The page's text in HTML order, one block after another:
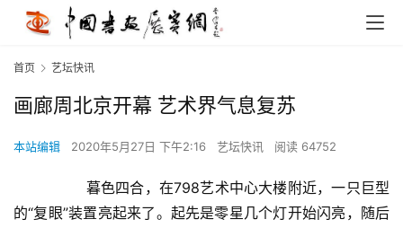
首页 艺坛快讯
画廊周北京开幕 艺术界气息复苏
本站编辑 2020年5月27日 下午2:16 艺坛快讯 阅读 64752
的“复眼”装置亮起来了。起先是零星几个灯开始闪亮，随后